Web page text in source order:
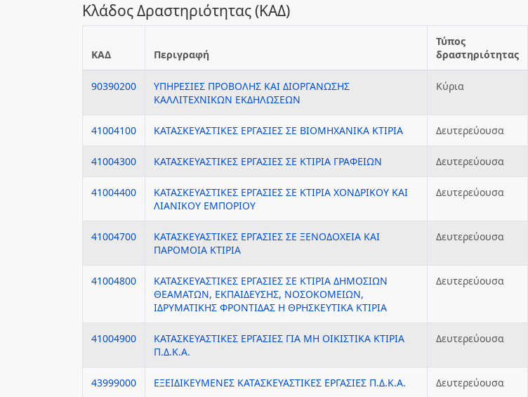
Κλάδος Δραστηριότητας (ΚΑΔ)
ΚΑΔ Περιγραφή
Τύπος
δραστηριότητας
90390200
ΥΠΗΡΕΣΙΕΣ ΠΡΟΒΟΛΗΣ ΚΑΙ ΔΙΟΡΓΑΝΩΣΗΣ
ΚΑΛΛΙΤΕΧΝΙΚΩΝ ΕΚΔΗΛΩΣΕΩΝ
Κύρια
41004100 ΚΑΤΑΣΚΕΥΑΣΤΙΚΕΣ ΕΡΓΑΣΙΕΣ ΣΕ ΒΙΟΜΗΧΑΝΙΚΑ ΚΤΙΡΙΑ Δευτερεύουσα
41004300 ΚΑΤΑΣΚΕΥΑΣΤΙΚΕΣ ΕΡΓΑΣΙΕΣ ΣΕ ΚΤΙΡΙΑ ΓΡΑΦΕΙΩΝ Δευτερεύουσα
41004400
ΚΑΤΑΣΚΕΥΑΣΤΙΚΕΣ ΕΡΓΑΣΙΕΣ ΣΕ ΚΤΙΡΙΑ ΧΟΝΔΡΙΚΟΥ ΚΑΙ
ΛΙΑΝΙΚΟΥ ΕΜΠΟΡΙΟΥ
Δευτερεύουσα
41004700
ΚΑΤΑΣΚΕΥΑΣΤΙΚΕΣ ΕΡΓΑΣΙΕΣ ΣΕ ΞΕΝΟΔΟΧΕΙΑ ΚΑΙ
ΠΑΡΟΜΟΙΑ ΚΤΙΡΙΑ
Δευτερεύουσα
41004800
ΚΑΤΑΣΚΕΥΑΣΤΙΚΕΣ ΕΡΓΑΣΙΕΣ ΣΕ ΚΤΙΡΙΑ ΔΗΜΟΣΙΩΝ
ΘΕΑΜΑΤΩΝ, ΕΚΠΑΙΔΕΥΣΗΣ, ΝΟΣΟΚΟΜΕΙΩΝ,
ΙΔΡΥΜΑΤΙΚΗΣ ΦΡΟΝΤΙΔΑΣ Η ΘΡΗΣΚΕΥΤΙΚΑ ΚΤΙΡΙΑ
Δευτερεύουσα
41004900
ΚΑΤΑΣΚΕΥΑΣΤΙΚΕΣ ΕΡΓΑΣΙΕΣ ΓΙΑ ΜΗ ΟΙΚΙΣΤΙΚΑ ΚΤΙΡΙΑ
Π.Δ.Κ.Α.
Δευτερεύουσα
43999000 ΕΞΕΙΔΙΚΕΥΜΕΝΕΣ ΚΑΤΑΣΚΕΥΑΣΤΙΚΕΣ ΕΡΓΑΣΙΕΣ Π.Δ.Κ.Α. Δευτερεύουσα